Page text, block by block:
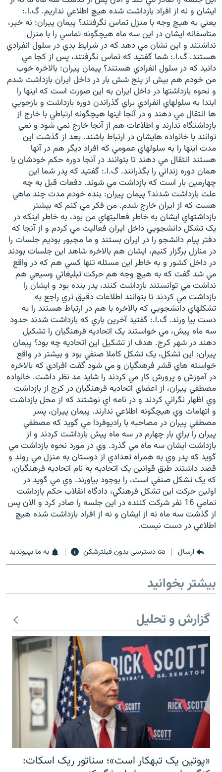
ايشان و نه از افراد بازداشت شده هيچ اطلاعي نداريم. گ.ا.:
يعني به هيچ وجه با منزل تماس نگرفتند؟ پيمان پيران: نه خير،
متاسفانه ايشان در اين سه ماه هيچگونه تماسي را با منزل
نداشتند و اين نشان مي دهد که در شرايط بدي در سلول انفرادي
هستند. گ.ا.: شما گفتيد که تماس نگرفتند، پس از کجا مي
دانيد که در سلول انفرادي هستند؟ پيمان پيران: بالاخره خوب
من خودم هم بيش از پنج شش بار در داخل ايران بازداشت شدم
و نحوه بازداشتها در داخل ايران به اين صورت است که اينها را
ابتدا به سلولهاي انفرادي براي گذراندن دوره بازداشت و بازجويي
ها انتقال مي دهند و در آنجا اينها هيچگونه ارتباطي با خارج از
بازداشتگاه ندارند و اطلاعات هم از آنجا خارج نمي شود و نمي
توانند با خانواده هايشان در ارتباط باشند. بعد از گذشت اين
مدت اينها را به سلولهاي عمومي که افراد ديگر هم در آنها
هستند انتقال مي دهند تا بتوانند در آنجا دوره حکم خودشان يا
همان دوره زنداني را بگذرانند. گ.ا.: گفتيد که پدر شما اين
چهارمين بار است که بازداشت مي شوند. دفعات قبل به چه
علت بازداشت شدند؟ پيمان پيران: بنده خودم مدت چند ماهي
هست که از ايران خارج شدم. من فکر مي کنم که بيشتر
بازداشتهاي ايشان به خاطر فعاليتهاي من بود، به خاطر اينکه در
يک تشکل دانشجويي داخل ايران فعاليت مي کردم و از آنجا که
دفتر پيام دانشجو را در ايران بستند و ما مجبور بوديم جلسات را
در منازل برگزار کنيم، ايشان هم بالاخره شاهد اين جلسات بودند
در داخل کشور و به خاطر اين مسئله تنها کسي هم که در واقع
مي شد گفت که به هيچ وجه هم حرکت تبليغاتي وسيعي هم
نداشت مي توانستند بازداشت کنند، پدر بنده بود و ايشان را
بازداشت مي کردند تا بتوانند اطلاعات دقيق تري راجع به
تشکلهاي دانشجويي که بالاخره با هم در ارتباط هستند را به
دست بيا ورند. گ.ا.: گفتيد آخرين باري که بازداشت شدند حدود
سه ماه پيش، مي خواستند يک اتحاديه فرهنگيان را تشکيل
دهند در شهر کرج. هدف از تشکيل اين اتحاديه چه بود؟ پيمان
پيران: اين تشکل، يک تشکل کاملا صنفي بود و بيشتر در واقع
خواسته هاي قشر فرهنگيان و مي شود گفت افرادي که بالاخره
در آموزش و پرورش کار مي کردند را شايد مد نظر داشت. خانواده
مصطفي پيران، از اعضاي اتحاديه فرهنگيان در کرج از بازداشت
وي اظهار نگراني کردند و در نامه اي نوشتند که از محل بازداشت
و اتهامات وي هيچگونه اطلاعي ندارند. پيمان پيران، پسر
مصطفي پيران در مصاحبه با راديوفردا مي گويد که مصطفي
پيران را براي بار چهارم در سه ماه پيش بازداشت کردند و از
بازداشت ايشان سه ماه مي گذرد. وي در مورد نحوه بازداشت مي
گويد که پدر وي به همراه تعدادي از دوستان به منزل مي روند و
قصد داشتند طبق قوانين يک اتحاديه به نام اتحاديه فرهنگيان،
که يک تشکل صنفي است، را بوجود بياورند. وي مي گويد در
اولين حرکت اين تشکل فرهنگي، دادگاه انقلاب حکم بازداشت
تمامي 16 نفر شرکت کننده در اين جلسه را صادر کرد و الان پس
از گذشت سه ماه نه از ايشان و نه از افراد بازداشت شده هيچ
اطلاعي در دست نيست.
ارسال دسترسی بدون فیلترشکن به ما بپیوندید
بیشتر بخوانید
گزارش و تحلیل
«پوتین یک تبهکار است»؛ سناتور ریک اسکات: